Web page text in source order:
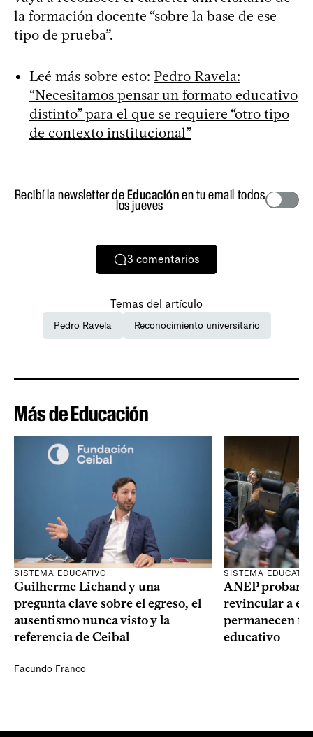
la formación docente “sobre la base de ese
tipo de prueba”.
Leé más sobre esto: Pedro Ravela:
“Necesitamos pensar un formato educativo
distinto” para el que se requiere “otro tipo
de contexto institucional”
Recibí la newsletter deEducaciónen tu email todos
los jueves
3 comentarios
Temas del artículo
Pedro Ravela Reconocimiento universitario
Más de Educación
SISTEMA EDUCATIVO
Guilherme Lichand y una
pregunta clave sobre el egreso, el
ausentismo nunca visto y la
referencia de Ceibal
Facundo Franco
SISTEMA
ANEP probará
revincular a
permanecen
educativo